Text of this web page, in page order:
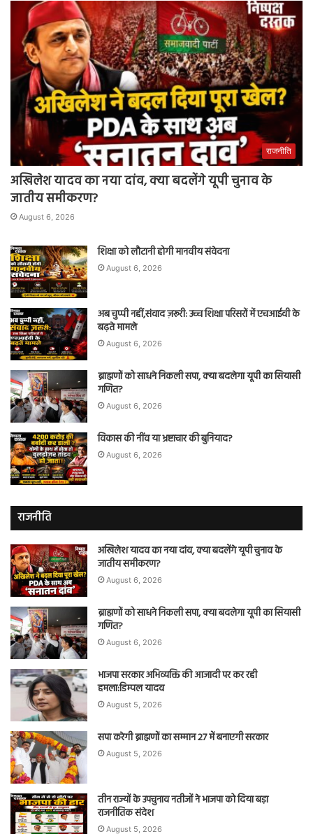
राजनीति
अखिलेश यादव का नया दांव, क्या बदलेंगे यूपी चुनाव के
जातीय समीकरण?
August 6, 2026
शिक्षा को लौटानी होगी मानवीय संवेदना
August 6, 2026
अब चुप्पी नहीं,संवाद ज़रूरी: उच्च शिक्षा परिसरों में एचआईवी के
बढ़ते मामले
August 6, 2026
ब्राह्मणों को साधने निकली सपा, क्या बदलेगा यूपी का सियासी
गणित?
August 6, 2026
विकास की नींव या भ्रष्टाचार की बुनियाद?
August 6, 2026
राजनीति
अखिलेश यादव का नया दांव, क्या बदलेंगे यूपी चुनाव के
जातीय समीकरण?
August 6, 2026
ब्राह्मणों को साधने निकली सपा, क्या बदलेगा यूपी का सियासी
गणित?
August 6, 2026
भाजपा सरकार अभिव्यक्ति की आजादी पर कर रही
हमला:डिम्पल यादव
August 5, 2026
सपा करेगी ब्राह्मणों का सम्मान 27 में बनाएगी सरकार
August 5, 2026
तीन राज्यों के उपचुनाव नतीजों ने भाजपा को दिया बड़ा
राजनीतिक संदेश
August 5, 2026